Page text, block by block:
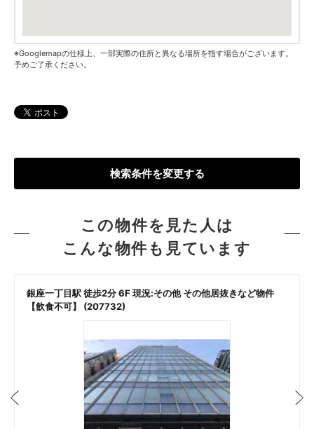
※Googlemapの仕様上、一部実際の住所と異なる場所を指す場合がございます。
予めご了承ください。
検索条件を変更する
この物件を見た人は
こんな物件も見ています
銀座一丁目駅 徒歩2分 6F 現況:その他 その他居抜きなど物件
【飲食不可】 (207732)